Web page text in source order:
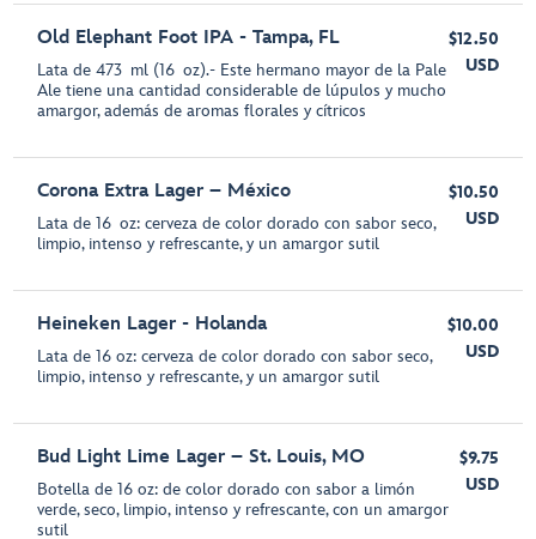
Old Elephant Foot IPA - Tampa, FL
Lata de 473 ml (16 oz).- Este hermano mayor de la Pale
Ale tiene una cantidad considerable de lúpulos y mucho
amargor, además de aromas florales y cítricos
$12.50
USD
Corona Extra Lager – México
Lata de 16 oz: cerveza de color dorado con sabor seco,
limpio, intenso y refrescante, y un amargor sutil
$10.50
USD
Heineken Lager - Holanda
Lata de 16 oz: cerveza de color dorado con sabor seco,
limpio, intenso y refrescante, y un amargor sutil
$10.00
USD
Bud Light Lime Lager – St. Louis, MO
Botella de 16 oz: de color dorado con sabor a limón
verde, seco, limpio, intenso y refrescante, con un amargor
sutil
$9.75
USD